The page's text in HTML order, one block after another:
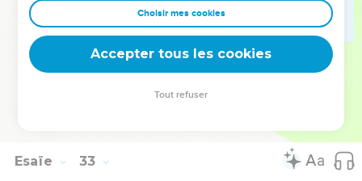
וְיָשַׁ֥ב עַמִּ֖י בִּנְוֵ֣ה שָׁל֑וֹם וּֽבְמִשְׁכְּנוֹת֙ מִבְטַחִ֔ים וּבִמְנוּחֹ֖ת שַׁאֲנַנּֽוֹת׃
וּבָרַ֖ד בְּרֶ֣דֶת הַיָּ֑עַר וּבַשִּׁפְלָ֖ה תִּשְׁפַּ֥ל הָעִֽיר׃
אַשְׁרֵיכֶ֕ם זֹרְעֵ֖י עַל־כָּל־מָ֑יִם מְשַׁלְּחֵ֥י רֶֽגֶל־הַשּׁ֖וֹר וְהַחֲמֽוֹר׃
Hébreu : © Westminster Leningrad Codex - tanach.us --- Grec : © 2010 by the
Esaïe 33
Choisir mes cookies
Accepter tous les cookies
Tout refuser